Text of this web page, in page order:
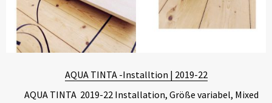
AQUA TINTA -Installtion | 2019-22
AQUA TINTA 2019-22 Installation, Größe variabel, Mixed